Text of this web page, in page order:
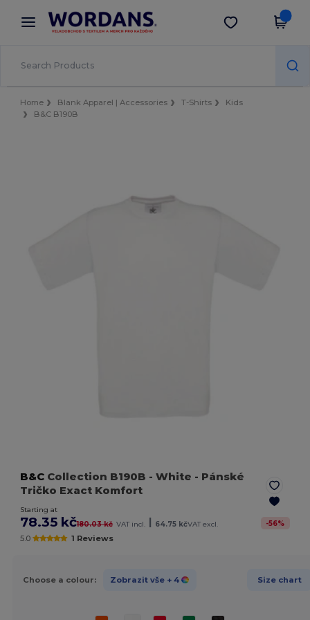
× Aplikace Wordans
Lepší ceny v aplikaci!
Stáhnout app
Home Blank Apparel | Accessories T-Shirts
Kids
B&C B190B
B&C Collection B190B - White - Pánské
Tričko Exact Komfort
Starting at
78.35 kč180.03 kč VAT incl. | 64.75 kčVAT excl. -56%
5.0 1 Reviews
Choose a colour: Zobrazit vše + 4 Size chart